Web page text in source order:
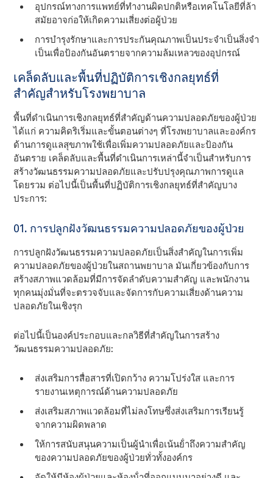
อุปกรณ์ทางการแพทย์ที่ทํางานผิดปกติหรือเทคโนโลยีที่ล้า
สมัยอาจก่อให้เกิดความเสี่ยงต่อผู้ป่วย
การบํารุงรักษาและการประกันคุณภาพเป็นประจําเป็นสิ่งจํา
เป็นเพื่อป้องกันอันตรายจากความล้มเหลวของอุปกรณ์
เคล็ดลับและพื้นที่ปฏิบัติการเชิงกลยุทธ์ที่
สําคัญสําหรับโรงพยาบาล
พื้นที่ดําเนินการเชิงกลยุทธ์ที่สําคัญด้านความปลอดภัยของผู้ป่วย
ได้แก่ ความคิดริเริ่มและขั้นตอนต่างๆ ที่โรงพยาบาลและองค์กร
ด้านการดูแลสุขภาพใช้เพื่อเพิ่มความปลอดภัยและป้องกัน
อันตราย เคล็ดลับและพื้นที่ดําเนินการเหล่านี้จําเป็นสําหรับการ
สร้างวัฒนธรรมความปลอดภัยและปรับปรุงคุณภาพการดูแล
โดยรวม ต่อไปนี้เป็นพื้นที่ปฏิบัติการเชิงกลยุทธ์ที่สําคัญบาง
ประการ:
01. การปลูกฝังวัฒนธรรมความปลอดภัยของผู้ป่วย
การปลูกฝังวัฒนธรรมความปลอดภัยเป็นสิ่งสําคัญในการเพิ่ม
ความปลอดภัยของผู้ป่วยในสถานพยาบาล มันเกี่ยวข้องกับการ
สร้างสภาพแวดล้อมที่มีการจัดลําดับความสําคัญ และพนักงาน
ทุกคนมุ่งมั่นที่จะตรวจจับและจัดการกับความเสี่ยงด้านความ
ปลอดภัยในเชิงรุก
ต่อไปนี้เป็นองค์ประกอบและกลวิธีที่สําคัญในการสร้าง
วัฒนธรรมความปลอดภัย:
ส่งเสริมการสื่อสารที่เปิดกว้าง ความโปร่งใส และการ
รายงานเหตุการณ์ด้านความปลอดภัย
ส่งเสริมสภาพแวดล้อมที่ไม่ลงโทษซึ่งส่งเสริมการเรียนรู้
จากความผิดพลาด
ให้การสนับสนุนความเป็นผู้นําเพื่อเน้นย้ําถึงความสําคัญ
ของความปลอดภัยของผู้ป่วยทั่วทั้งองค์กร